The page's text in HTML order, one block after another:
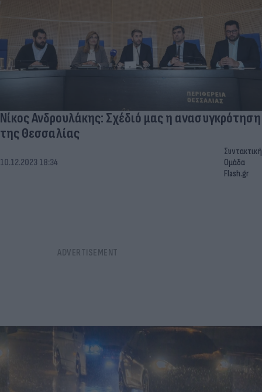
Νίκος Ανδρουλάκης: Σχέδιό μας η ανασυγκρότηση
της Θεσσαλίας
10.12.2023 18:34
Συντακτική
Ομάδα
Flash.gr